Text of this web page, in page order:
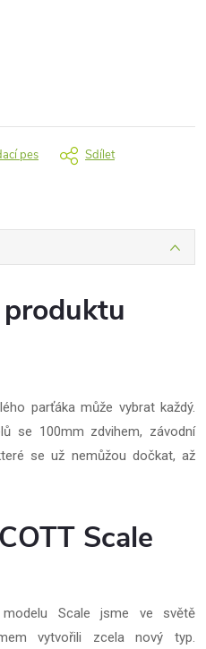
pes Sdílet
parťáka může vybrat každý.
se 100mm zdvihem, závodní
se už nemůžou dočkat, až
Scale
Scale jsme ve světě
vytvořili zcela nový typ.